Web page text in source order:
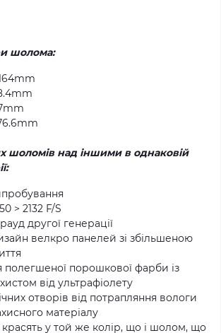
шолома:
шоломів над іншими в однаковій
> 2132 F/S
другої генерації
велкро панелей зі збільшеною
полегшеної порошкової фарби із
від ультрафіолету
отворів від потрапляння вологи
матеріалу
красять у той же колір, що і шолом, що